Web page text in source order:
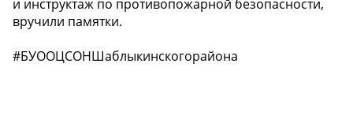
и инструктаж по противопожарной безопасности,
вручили памятки.
#БУООЦСОНШаблыкинскогорайона